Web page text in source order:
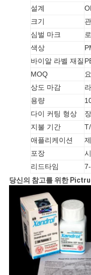
PRIVACY
POLICY
설계
크기
심벌 마크
색상
바이알 라벨 재질
MOQ
상도 마감
용량
다이 커팅 형상
지불 기간
애플리케이션
포장
리드타임
당신의 참고를 위한